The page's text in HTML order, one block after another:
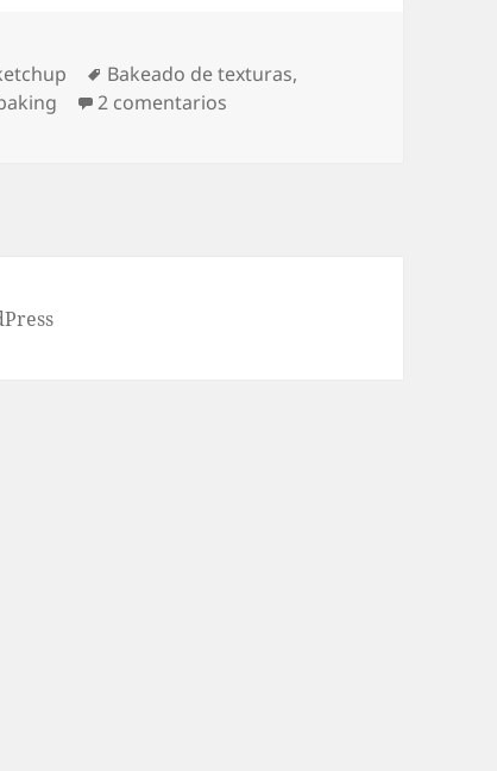
Etiquetas
Bakeado de texturas,
2 comentarios